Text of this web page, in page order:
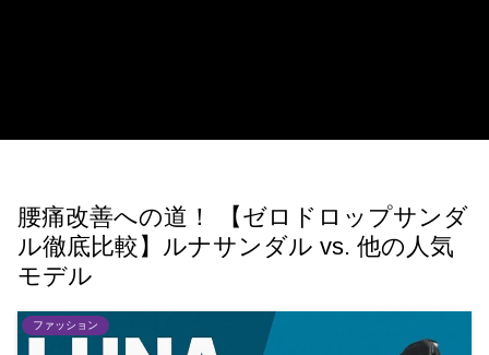
腰痛改善への道！ 【ゼロドロップサンダ
ル徹底比較】ルナサンダル vs. 他の人気
モデル
ファッション